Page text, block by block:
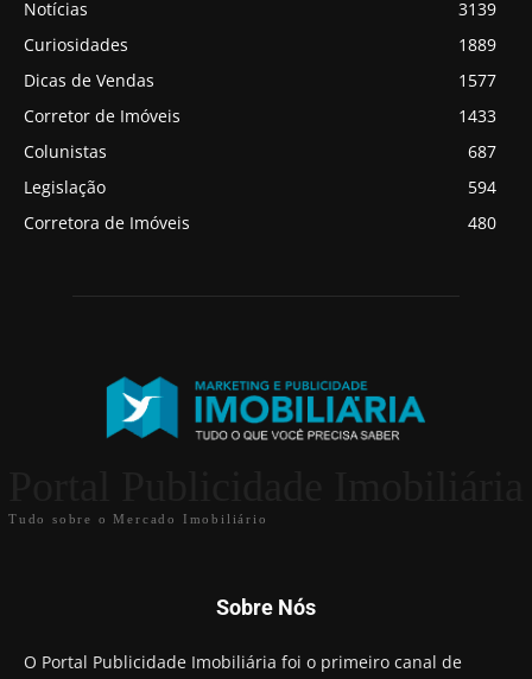
Notícias
3139
Curiosidades
1889
Dicas de Vendas
1577
Corretor de Imóveis
1433
Colunistas
687
Legislação
594
Corretora de Imóveis
480
Tudo sobre o Mercado Imobiliário
Sobre Nós
O Portal Publicidade Imobiliária foi o primeiro canal de